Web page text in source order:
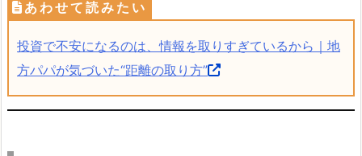
投資で不安になるのは、情報を取りすぎているから｜地
方パパが気づいた“距離の取り方”